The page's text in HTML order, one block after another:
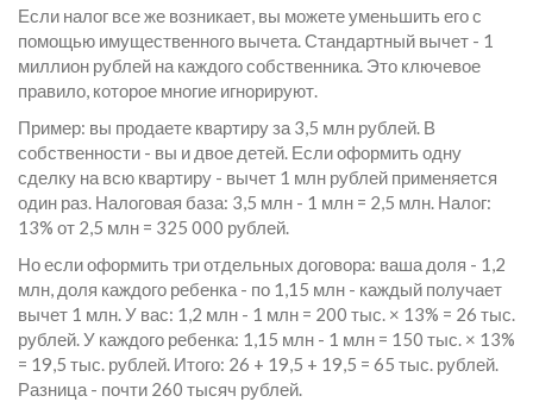
Если налог все же возникает, вы можете уменьшить его с
помощью имущественного вычета. Стандартный вычет - 1
миллион рублей на каждого собственника. Это ключевое
правило, которое многие игнорируют.
Пример: вы продаете квартиру за 3,5 млн рублей. В
собственности - вы и двое детей. Если оформить одну
сделку на всю квартиру - вычет 1 млн рублей применяется
один раз. Налоговая база: 3,5 млн - 1 млн = 2,5 млн. Налог:
13% от 2,5 млн = 325 000 рублей.
Но если оформить три отдельных договора: ваша доля - 1,2
млн, доля каждого ребенка - по 1,15 млн - каждый получает
вычет 1 млн. У вас: 1,2 млн - 1 млн = 200 тыс. × 13% = 26 тыс.
рублей. У каждого ребенка: 1,15 млн - 1 млн = 150 тыс. × 13%
= 19,5 тыс. рублей. Итого: 26 + 19,5 + 19,5 = 65 тыс. рублей.
Разница - почти 260 тысяч рублей.